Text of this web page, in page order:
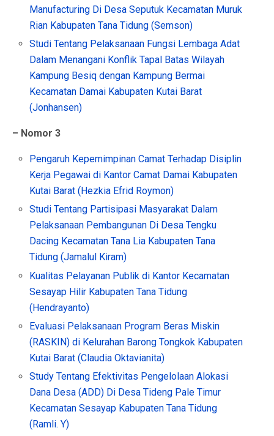
Manufacturing Di Desa Seputuk Kecamatan Muruk
Rian Kabupaten Tana Tidung (Semson)
Studi Tentang Pelaksanaan Fungsi Lembaga Adat
Dalam Menangani Konflik Tapal Batas Wilayah
Kampung Besiq dengan Kampung Bermai
Kecamatan Damai Kabupaten Kutai Barat
(Jonhansen)
– Nomor 3
Pengaruh Kepemimpinan Camat Terhadap Disiplin
Kerja Pegawai di Kantor Camat Damai Kabupaten
Kutai Barat (Hezkia Efrid Roymon)
Studi Tentang Partisipasi Masyarakat Dalam
Pelaksanaan Pembangunan Di Desa Tengku
Dacing Kecamatan Tana Lia Kabupaten Tana
Tidung (Jamalul Kiram)
Kualitas Pelayanan Publik di Kantor Kecamatan
Sesayap Hilir Kabupaten Tana Tidung
(Hendrayanto)
Evaluasi Pelaksanaan Program Beras Miskin
(RASKIN) di Kelurahan Barong Tongkok Kabupaten
Kutai Barat (Claudia Oktavianita)
Study Tentang Efektivitas Pengelolaan Alokasi
Dana Desa (ADD) Di Desa Tideng Pale Timur
Kecamatan Sesayap Kabupaten Tana Tidung
(Ramli. Y)